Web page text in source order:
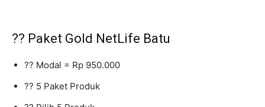
?? Paket Gold NetLife Batu
?? Modal = Rp 950.000
?? 5 Paket Produk